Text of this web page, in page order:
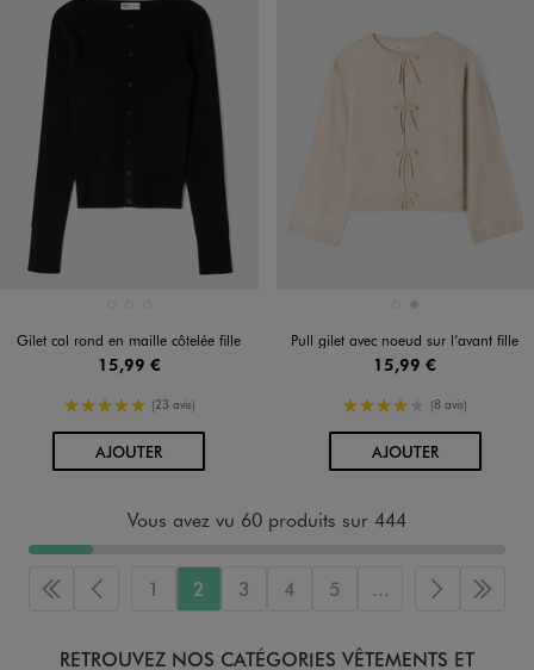
Gilet col rond en maille côtelée fille
15,99 €
5/5 de moyenne
(23 avis)
AJOUTERAU PANIER
Disponible en 2 coloris
BEIGE CHINE
ROSE
Pull gilet avec noeud sur l’avant fille
15,99 €
4/5 de moyenne
(8 avis)
AJOUTERAU PANIER
Vous avez vu 60 produits sur 444
Première page
Page précédente
1 2 3 4 5 ... Page
RETROUVEZ NOS CATÉGORIES VÊTEMENTS ET